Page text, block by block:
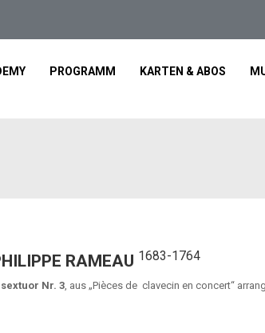
PROGRAMM KARTEN & ABOS
RAMEAU 1683-1764
Nr. 3, aus „Pièces de clavecin en concert“